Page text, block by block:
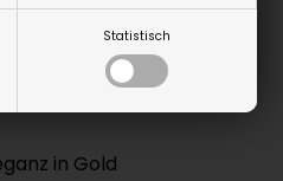
Statistisch
Artikel bestellen
in Gold